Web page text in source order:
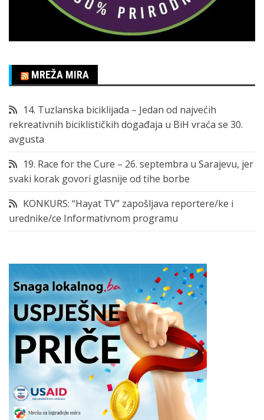
MREŽA MIRA
14. Tuzlanska biciklijada – Jedan od najvećih
rekreativnih biciklističkih događaja u BiH vraća se 30.
avgusta
19. Race for the Cure – 26. septembra u Sarajevu, jer
svaki korak govori glasnije od tihe borbe
KONKURS: “Hayat TV” zapošljava reportere/ke i
urednike/ce Informativnom programu